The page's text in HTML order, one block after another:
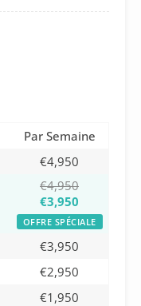
Par Semaine
€4,950
€4,950
€3,950
OFFRE SPÉCIALE
€3,950
€2,950
€1,950